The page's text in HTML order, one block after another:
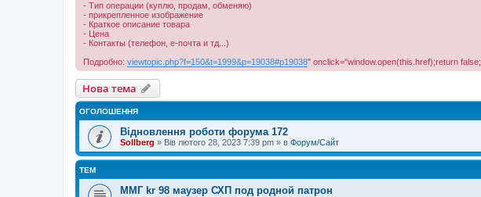
- Тип операции (куплю, продам, обменяю)
- прикрепленное изображение
- Краткое описание товара
- Цена
- Контакты (телефон, е-почта и тд...)
Подробно: viewtopic.php?f=150&t=1999&p=19038#p19038" onclick="window.open(this.href);return false;
Нова тема
ОГОЛОШЕННЯ
Відновлення роботи форума 172
Sollberg » Вів лютого 28, 2023 7:39 pm » в Форум/Сайт
ТЕМ
ММГ kr 98 маузер СХП под родной патрон